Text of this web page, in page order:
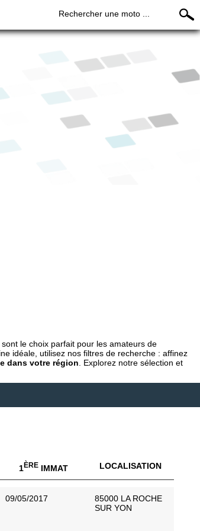
Rechercher une moto ...
le choix parfait pour les amateurs de
idéale, utilisez nos filtres de recherche : affinez
dans votre région . Explorez notre sélection et
1ÈREIMMAT LOCALISATION
09/05/2017
85000 LA ROCHE
SUR YON